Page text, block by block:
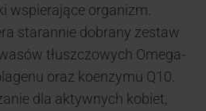
wspierające organizm.
starannie dobrany zestaw
tłuszczowych Omega-
oraz koenzymu Q10.
dla aktywnych kobiet,